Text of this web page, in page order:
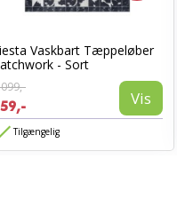
Vaskbart Tæppeløber
- Sort
Vis
Tilgængelig